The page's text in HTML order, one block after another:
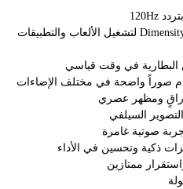
🔹 أداء قوي جداً بفضل معالج Dimensity 7200 لتشغيل الألعاب والتطبيقات
ومظهر عصري
السيلفي
صوتية غامرة